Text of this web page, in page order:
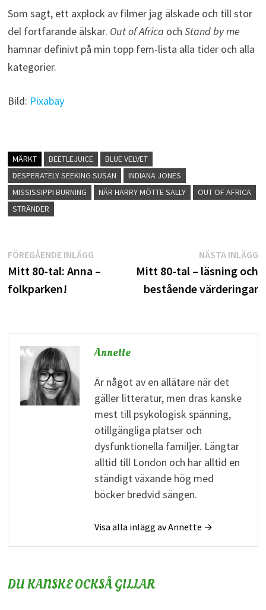
Som sagt, ett axplock av filmer jag älskade och till stor
del fortfarande älskar. Out of Africa och Stand by me
hamnar definivt på min topp fem-lista alla tider och alla
kategorier.
Bild: Pixabay
MÄRKT BEETLEJUICE
BLUE VELVET
DESPERATELY SEEKING SUSAN
INDIANA JONES
MISSISSIPPI BURNING
NÄR HARRY MÖTTE SALLY
OUT OF AFRICA
STRÄNDER
Inläggsnavigering
FÖREGÅENDE INLÄGGFöregående
inlägg:
Mitt 80-tal: Anna –
folkparken!
NÄSTA INLÄGG
Mitt 80-tal – läsning och
bestående värderingar
Annette
Är något av en allätare när det
gäller litteratur, men dras kanske
mest till psykologisk spänning,
otillgängliga platser och
dysfunktionella familjer. Längtar
alltid till London och har alltid en
ständigt växande hög med
böcker bredvid sängen.
Visa alla inlägg av Annette →
DU KANSKE OCKSÅ GILLAR